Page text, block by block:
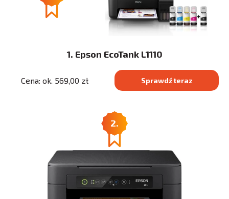
1. Epson EcoTank L1110
Cena: ok. 569,00 zł Sprawdź teraz
2.